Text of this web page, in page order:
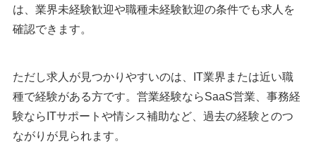
は、業界未経験歓迎や職種未経験歓迎の条件でも求人を
確認できます。
ただし求人が見つかりやすいのは、IT業界または近い職
種で経験がある方です。営業経験ならSaaS営業、事務経
験ならITサポートや情シス補助など、過去の経験とのつ
ながりが見られます。